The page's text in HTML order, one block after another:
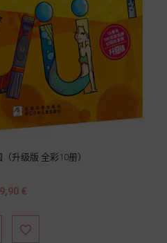
升级版 全彩10册）
€
